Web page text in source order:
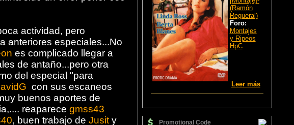
actividad, pero
anteriores especiales...No
es complicado llegar a
de antaño...pero otra
del especial "para
con sus escaneos
buenos aportes de
reaparece gmss43
, buen trabajo de Jusity
(Ramón
Regueral)
Foro:
Montajes
y Ripeos
HpC
Leer más
Promotional Code